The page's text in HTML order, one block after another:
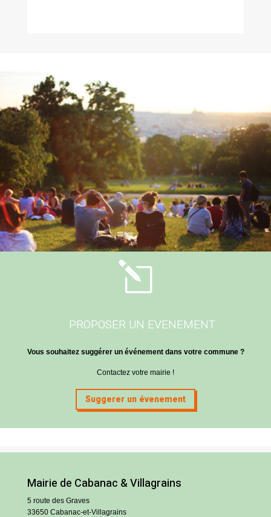
l
PROPOSER UN EVENEMENT
Vous souhaitez suggérer un événement dans votre commune ?
Contactez votre mairie !
Suggerer un évenement
Mairie de Cabanac & Villagrains
5 route des Graves
33650 Cabanac-et-Villagrains